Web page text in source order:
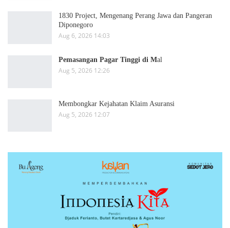
1830 Project, Mengenang Perang Jawa dan Pangeran
Diponegoro
Aug 6, 2026 14:03
Pemasangan Pagar Tinggi di Mal
Aug 5, 2026 12:26
Membongkar Kejahatan Klaim Asuransi
Aug 5, 2026 12:07